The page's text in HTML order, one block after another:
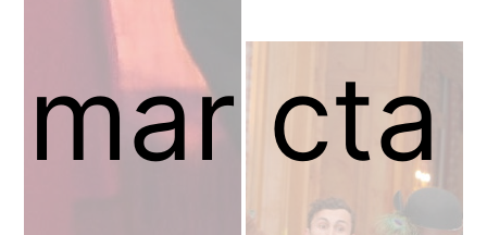
mar cta